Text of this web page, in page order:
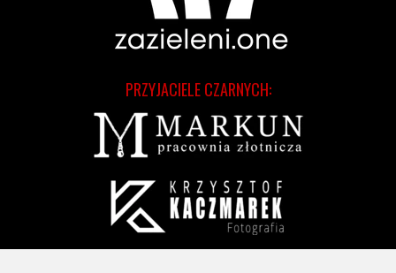
PRZYJACIELE CZARNYCH: